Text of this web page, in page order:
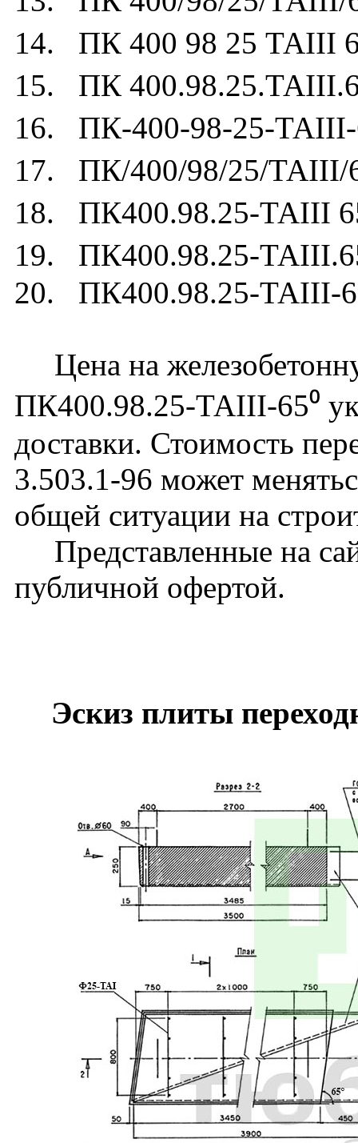
14. ПК 400 98 25 ТАIII
15. ПК
16. ПК-400-98-25-ТАIII-
17. ПК/400/98/25/ТАIII/
18. ПК400.98.25-ТАIII
19. ПК400.98.25-
20. ПК400.98.25-ТАIII-
Цена на
ПК400.98.25-ТАIII-65⁰
доставки. Стоимость
3.503.1-96 может
общей ситуации на
Представленные на
публичной офертой.
Эскиз плиты